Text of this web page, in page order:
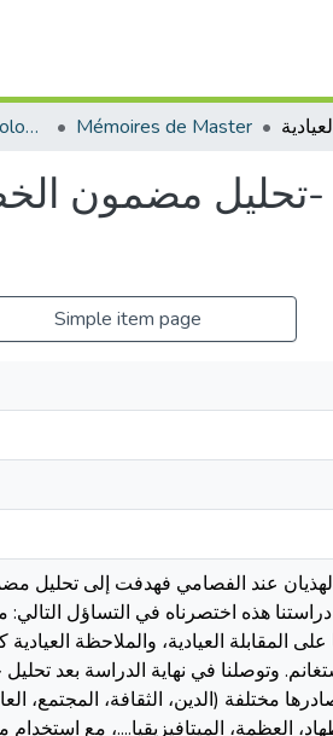
Département de psychologie Mémoires de Master
تحليل مضمون
Simple item page
عند الفصامي فهدفت إلى تحليل
هذه اختصرناه في التساؤل
المقابلة العيادية، والملاحظة
وتوصلنا في نهاية الدراسة بعد تحليل
مختلفة (الدين، الثقافة، المجتمع،
الميتافيزيقيا....، مع استخدام